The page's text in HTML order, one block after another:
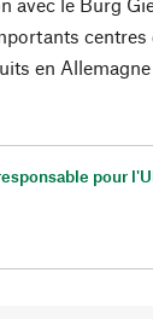
en
pour